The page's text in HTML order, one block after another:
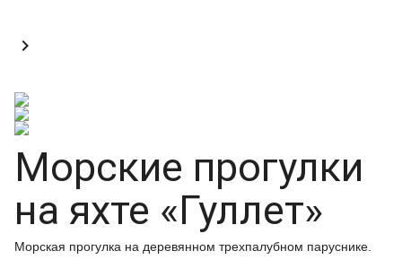

Морские прогулки
на яхте «Гуллет»
Морская прогулка на деревянном трехпалубном паруснике.